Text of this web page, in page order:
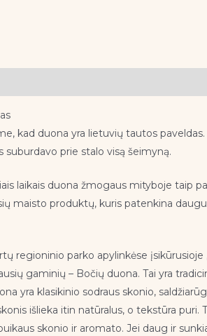
kad duona yra lietuvių tautos
suburdavo prie stalo visą šeimyną.
laikais duona žmogaus mityboje taip
maisto produktų, kuris patenkina
regioninio parko apylinkėse
gaminių – Bočių duona. Tai yra
yra klasikinio sodraus skonio,
išlieka itin natūralus, o tekstūra puri.
skonio ir aromato. Jei daug ir